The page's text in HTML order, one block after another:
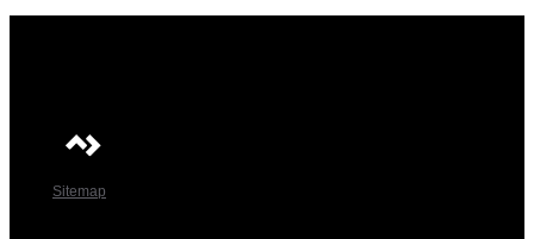
Sitemap